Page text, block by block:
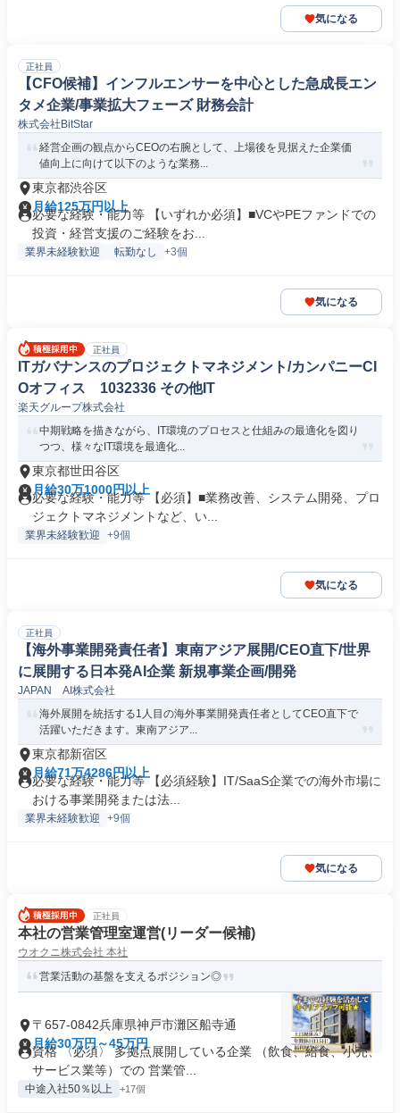
気になる
正社員
【CFO候補】インフルエンサーを中心とした急成長エン
タメ企業/事業拡大フェーズ 財務会計
株式会社BitStar
経営企画の観点からCEOの右腕として、上場後を見据えた企業価
値向上に向けて以下のような業務...
東京都渋谷区
月給125万円以上
必要な経験・能力等 【いずれか必須】■VCやPEファンドでの
投資・経営支援のご経験をお...
業界未経験歓迎 転勤なし +3個
気になる
正社員
ITガバナンスのプロジェクトマネジメント/カンパニーCI
Oオフィス 1032336 その他IT
楽天グループ株式会社
中期戦略を描きながら、IT環境のプロセスと仕組みの最適化を図り
つつ、様々なIT環境を最適化...
東京都世田谷区
月給30万1000円以上
必要な経験・能力等 【必須】■業務改善、システム開発、プロ
ジェクトマネジメントなど、い...
業界未経験歓迎 +9個
気になる
正社員
【海外事業開発責任者】東南アジア展開/CEO直下/世界
に展開する日本発AI企業 新規事業企画/開発
JAPAN AI株式会社
海外展開を統括する1人目の海外事業開発責任者としてCEO直下で
活躍いただきます。東南アジア...
東京都新宿区
月給71万4286円以上
必要な経験・能力等 【必須経験】IT/SaaS企業での海外市場に
おける事業開発または法...
業界未経験歓迎 +9個
気になる
正社員
本社の営業管理室運営(リーダー候補)
ウオクニ株式会社 本社
営業活動の基盤を支えるポジション◎
〒657-0842兵庫県神戸市灘区船寺通
月給30万円～45万円
資格 〈必須〉 多拠点展開している企業 （飲食、給食、小売、
サービス業等）での 営業管...
中途入社50％以上 +17個